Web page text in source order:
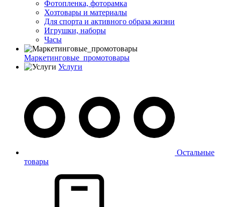
Фотопленка, фоторамка
Хозтовары и материалы
Для спорта и активного образа жизни
Игрушки, наборы
Часы
Маркетинговые_промотовары
Услуги
Остальные
товары